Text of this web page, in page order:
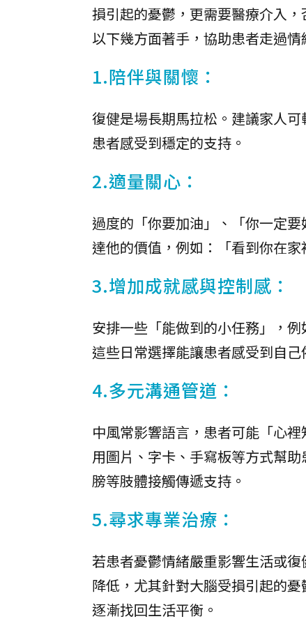
損引起的憂鬱，更需要醫療介入
以下幾方面著手，協助患者走過情
1.陪伴與關懷：
復健是場長期馬拉松。建議家人
患者感受到穩定的支持。
2.適量關心：
過度的「你要加油」、「你一定
達他的價值，例如：「看到你在
3.增加成就感與控制感：
安排一些「能做到的小任務」，
這些日常選擇能讓患者感受到自
4.多元溝通管道：
中風常影響語言，患者可能「心
用圖片、字卡、手寫板等方式幫
膀等肢體接觸傳遞支持。
5.尋求專業治療：
若患者憂鬱情緒嚴重影響生活或
降低，尤其針對大腦受損引起的
逐漸找回生活平衡。